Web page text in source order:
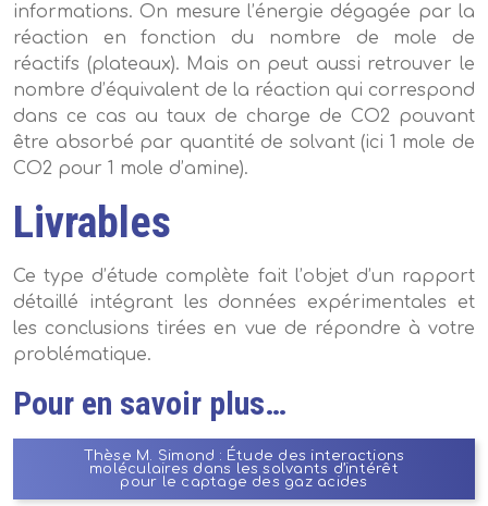
informations. On mesure l’énergie dégagée par la
réaction en fonction du nombre de mole de
réactifs (plateaux). Mais on peut aussi retrouver le
nombre d’équivalent de la réaction qui correspond
dans ce cas au taux de charge de CO2 pouvant
être absorbé par quantité de solvant (ici 1 mole de
CO2 pour 1 mole d’amine).
Livrables
Ce type d’étude complète fait l’objet d’un rapport
détaillé intégrant les données expérimentales et
les conclusions tirées en vue de répondre à votre
problématique.
Pour en savoir plus…
Thèse M. Simond : Étude des interactions
moléculaires dans les solvants d’intérêt
pour le captage des gaz acides